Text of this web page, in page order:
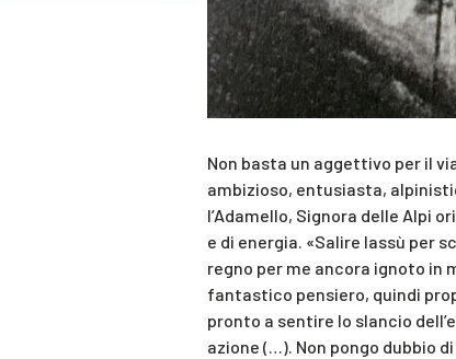
Non basta un aggettivo per il
ambizioso, entusiasta,
l’Adamello, Signora delle Alpi
e di energia. «Salire lassù per
regno per me ancora ignoto in
fantastico pensiero, quindi
pronto a sentire lo slancio
azione (…). Non pongo dubbio